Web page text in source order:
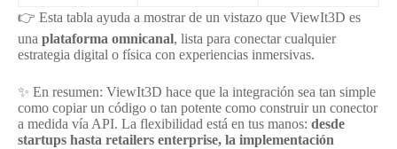
👉 Esta tabla ayuda a mostrar de un vistazo que ViewIt3D es
una plataforma omnicanal, lista para conectar cualquier
estrategia digital o física con experiencias inmersivas.
✨ En resumen: ViewIt3D hace que la integración sea tan simple
como copiar un código o tan potente como construir un conector
a medida vía API. La flexibilidad está en tus manos: desde
startups hasta retailers enterprise, la implementación